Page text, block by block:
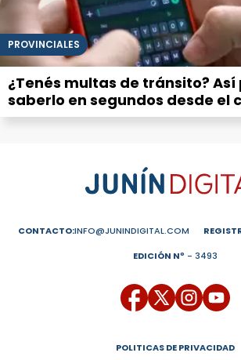
PROVINCIALES
¿Tenés multas de tránsito? Así
saberlo en segundos desde el
CONTACTO:INFO@JUNINDIGITAL.COM
EDICIÓN Nº - 3493
POLITICAS DE PRIVACIDAD